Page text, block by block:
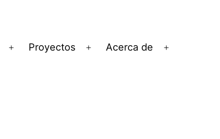
Abrir
Proyectos
Abrir
Acerca de